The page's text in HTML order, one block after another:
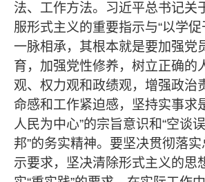
法、工作方法。习近平总书记关
服形式主义的重要指示与“以学促
一脉相承，其根本就是要加强党
育，加强党性修养，树立正确的
观、权力观和政绩观，增强政治
命感和工作紧迫感，坚持实事求
人民为中心”的宗旨意识和“空谈
邦”的务实精神。要坚决贯彻落
示要求，坚决清除形式主义的思